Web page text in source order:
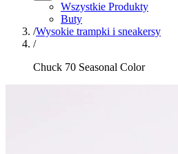
Wszystkie Produkty
Buty
/Wysokie trampki i sneakersy
/
Chuck 70 Seasonal Color